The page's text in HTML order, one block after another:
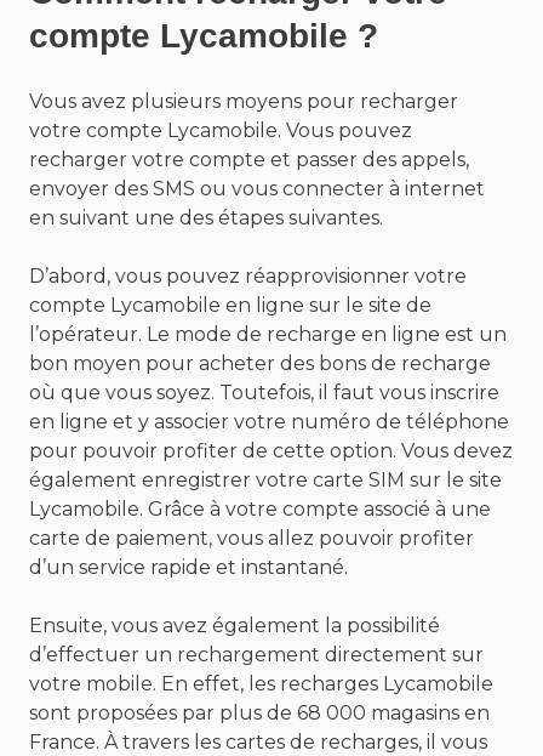
compte Lycamobile ?
Vous avez plusieurs moyens pour recharger
votre compte Lycamobile. Vous pouvez
recharger votre compte et passer des appels,
envoyer des SMS ou vous connecter à internet
en suivant une des étapes suivantes.
D’abord, vous pouvez réapprovisionner votre
compte Lycamobile en ligne sur le site de
l’opérateur. Le mode de recharge en ligne est un
bon moyen pour acheter des bons de recharge
où que vous soyez. Toutefois, il faut vous inscrire
en ligne et y associer votre numéro de téléphone
pour pouvoir profiter de cette option. Vous devez
également enregistrer votre carte SIM sur le site
Lycamobile. Grâce à votre compte associé à une
carte de paiement, vous allez pouvoir profiter
d’un service rapide et instantané.
Ensuite, vous avez également la possibilité
d’effectuer un rechargement directement sur
votre mobile. En effet, les recharges Lycamobile
sont proposées par plus de 68 000 magasins en
France. À travers les cartes de recharges, il vous